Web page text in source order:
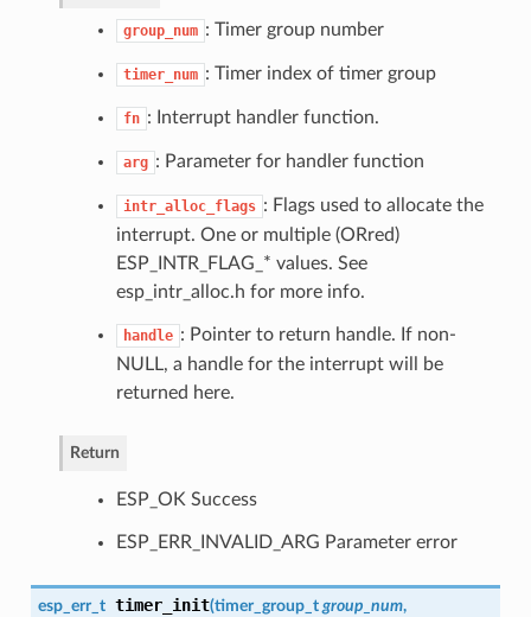
group_num : Timer group number
timer_num : Timer index of timer group
fn : Interrupt handler function.
arg : Parameter for handler function
intr_alloc_flags : Flags used to allocate the
interrupt. One or multiple (ORred)
ESP_INTR_FLAG_* values. See
esp_intr_alloc.h for more info.
handle : Pointer to return handle. If non-
NULL, a handle for the interrupt will be
returned here.
Return
ESP_OK Success
ESP_ERR_INVALID_ARG Parameter error
esp_err_t timer_init(timer_group_t group_num,